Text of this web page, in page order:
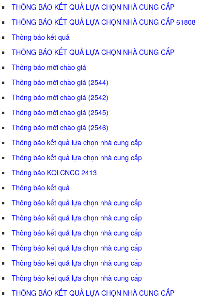
THÔNG BÁO KẾT QUẢ LỰA CHỌN NHÀ CUNG CẤP
THÔNG BÁO KẾT QUẢ LỰA CHỌN NHÀ CUNG CẤP 61808
Thông báo kết quả
THÔNG BÁO KẾT QUẢ LỰA CHỌN NHÀ CUNG CẤP
Thông báo mời chào giá
Thông báo mời chào giá (2544)
Thông báo mời chào giá (2542)
Thông báo mời chào giá (2545)
Thông báo mời chào giá (2546)
Thông báo kết quả lựa chọn nhà cung cấp
Thông báo kết quả lựa chọn nhà cung cấp
Thông báo KQLCNCC 2413
Thông báo kết quả
Thông báo kết quả lựa chọn nhà cung cấp
Thông báo kết quả lựa chọn nhà cung cấp
Thông báo kết quả lựa chọn nhà cung cấp
Thông báo kết quả lựa chọn nhà cung cấp
Thông báo kết quả lựa chọn nhà cung cấp
Thông báo kết quả lựa chọn nhà cung cấp
THÔNG BÁO KẾT QUẢ LỰA CHỌN NHÀ CUNG CẤP